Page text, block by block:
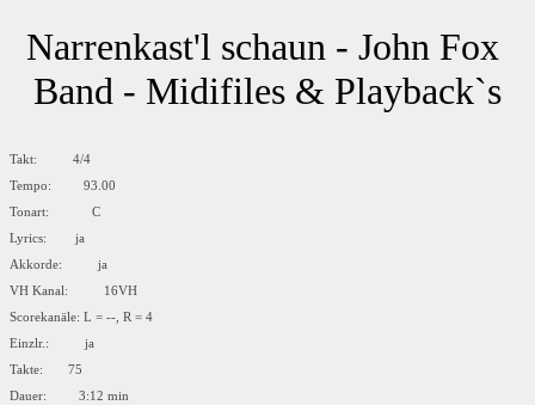
Narrenkast'l schaun - John Fox
Band - Midifiles & Playback`s
Takt: 4/4
Tempo: 93.00
Tonart: C
Lyrics: ja
Akkorde: ja
VH Kanal: 16VH
Scorekanäle: L = --, R = 4
Einzlr.: ja
Takte: 75
Dauer: 3:12 min